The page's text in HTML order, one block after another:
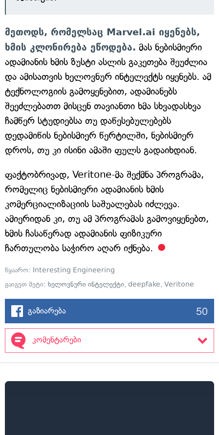
მეთოდს, რომელსაც Marvel.ai იყენებს,
ხმის კლონირება ეწოდება. მას ნებისმიერი
ადამიანის ხმის ზუსტი ასლის გაკეთება შეუძლია
და ამისათვის ხელოვნურ ინტელექტს იყენებს. ამ
ტექნოლოგიის გამოყენებით, ადამიანებს
შეეძლებათთ მისცენ თავიანთი ხმა სხვადასხვა
ჩამწერ სტუდიებსა თუ დაწესებულებებს
დედამიწის ნებისმიერ წერტილში, ნებისმიერ
დროს, თუ კი ისინი ამაში ფულს გადაიხდიან.
ფაქტობრივად, Veritone-მა შექმნა პროგრამა,
რომელიც ნებისმიერი ადამიანის ხმის
კომერციალიზაციის საშუალებას იძლევა.
ამიერიდან კი, თუ ამ პროგრამას გამოვიყენებთ,
ხმის ჩასაწერად ადამიანის ფიზიკური
ჩართულობა საჭირო აღარ იქნება.
წყაარო: Interesting Engineering
გაიგეთ მეტი: ხელოვნური ინტელექტი, deepfake, Veritone
გაზიარება 50
კომენტარები